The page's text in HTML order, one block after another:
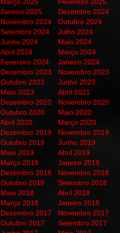
Janeiro 2025
Dezembro 2024
Novembro 2024
Outubro 2024
Setembro 2024
Julho 2024
Junho 2024
Maio 2024
Abril 2024
Março 2024
Fevereiro 2024
Janeiro 2024
Dezembro 2023
Novembro 2023
Outubro 2023
Junho 2023
Maio 2023
Abril 2021
Dezembro 2020
Novembro 2020
Outubro 2020
Maio 2020
Abril 2020
Março 2020
Dezembro 2019
Novembro 2019
Outubro 2019
Junho 2019
Maio 2019
Abril 2019
Março 2019
Janeiro 2019
Dezembro 2018
Novembro 2018
Outubro 2018
Setembro 2018
Maio 2018
Abril 2018
Março 2018
Janeiro 2018
Dezembro 2017
Novembro 2017
Outubro 2017
Setembro 2017